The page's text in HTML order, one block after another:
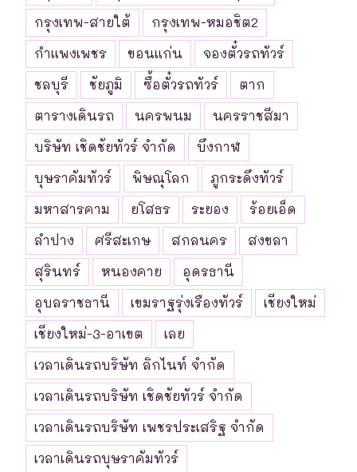
กรุงเทพ-สายใต้
กรุงเทพ-หมอชิต2
กำแพงเพชร
ขอนแก่น
จองตั๋วรถทัวร์
ชลบุรี
ชัยภูมิ ซื้อตั๋วรถทัวร์
ตาก
ตารางเดินรถ
นครพนม
นครราชสีมา
บริษัท เชิดชัยทัวร์ จำกัด
บึงกาฬ
บุษราคัมทัวร์
พิษณุโลก
ภูกระดึงทัวร์
มหาสารคาม
ยโสธร ระยอง
ร้อยเอ็ด
ลำปาง
ศรีสะเกษ สกลนคร
สงขลา
สุรินทร์
หนองคาย
อุดรธานี
อุบลราชธานี
เขมราฐรุ่งเรืองทัวร์
เชียงใหม่
เชียงใหม่-3-อาเขต
เลย
เวลาเดินรถบริษัท ลิกไนท์ จำกัด
เวลาเดินรถบริษัท เชิดชัยทัวร์ จำกัด
เวลาเดินรถบริษัท เพชรประเสริฐ จำกัด
เวลาเดินรถบุษราคัมทัวร์